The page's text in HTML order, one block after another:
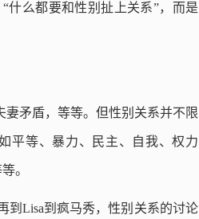
什么都要和性别扯上关系”，而是
矛盾，等等。但性别关系并不限
平等、暴力、民主、自我、权力
。
到Lisa到疯马秀，性别关系的讨论